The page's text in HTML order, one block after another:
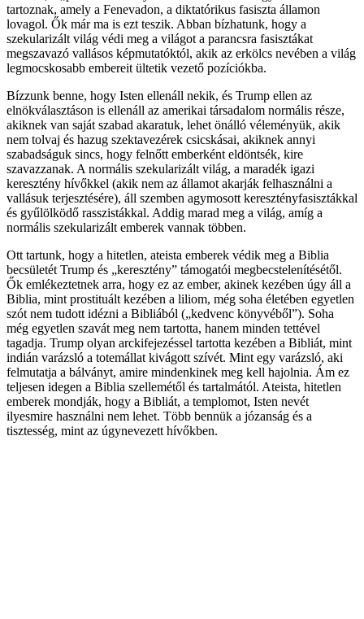
tartoznak, amely a Fenevadon, a diktatórikus fasiszta államon
lovagol. Ők már ma is ezt teszik. Abban bízhatunk, hogy a
szekularizált világ védi meg a világot a parancsra fasisztákat
megszavazó vallásos képmutatóktól, akik az erkölcs nevében a világ
legmocskosabb embereit ültetik vezető pozíciókba.
Bízzunk benne, hogy Isten ellenáll nekik, és Trump ellen az
elnökválasztáson is ellenáll az amerikai társadalom normális része,
akiknek van saját szabad akaratuk, lehet önálló véleményük, akik
nem tolvaj és hazug szektavezérek csicskásai, akiknek annyi
szabadságuk sincs, hogy felnőtt emberként eldöntsék, kire
szavazzanak. A normális szekularizált világ, a maradék igazi
keresztény hívőkkel (akik nem az államot akarják felhasználni a
vallásuk terjesztésére), áll szemben agymosott keresztényfasisztákkal
és gyűlölködő rasszistákkal. Addig marad meg a világ, amíg a
normális szekularizált emberek vannak többen.
Ott tartunk, hogy a hitetlen, ateista emberek védik meg a Biblia
becsületét Trump és „keresztény” támogatói megbecstelenítésétől.
Ők emlékeztetnek arra, hogy ez az ember, akinek kezében úgy áll a
Biblia, mint prostituált kezében a liliom, még soha életében egyetlen
szót nem tudott idézni a Bibliából („kedvenc könyvéből”). Soha
még egyetlen szavát meg nem tartotta, hanem minden tettével
tagadja. Trump olyan arckifejezéssel tartotta kezében a Bibliát, mint
indián varázsló a totemállat kivágott szívét. Mint egy varázsló, aki
felmutatja a bálványt, amire mindenkinek meg kell hajolnia. Ám ez
teljesen idegen a Biblia szellemétől és tartalmától. Ateista, hitetlen
emberek mondják, hogy a Bibliát, a templomot, Isten nevét
ilyesmire használni nem lehet. Több bennük a józanság és a
tisztesség, mint az úgynevezett hívőkben.